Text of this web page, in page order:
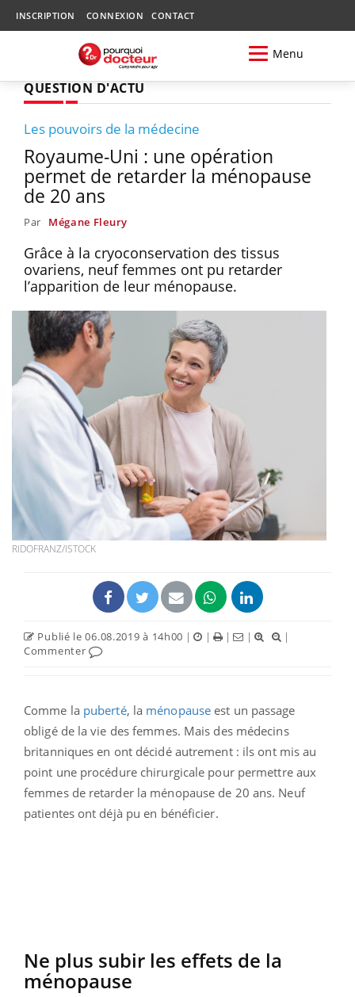
INSCRIPTION CONNEXION CONTACT
Menu
QUESTION D'ACTU
Les pouvoirs de la médecine
Royaume-Uni : une opération
permet de retarder la ménopause
de 20 ans
Par Mégane Fleury
Grâce à la cryoconservation des tissus
ovariens, neuf femmes ont pu retarder
l’apparition de leur ménopause.
RIDOFRANZ/ISTOCK
Publié le 06.08.2019 à 14h00 | | | |
|
Commenter
Comme la puberté, la ménopause est un passage
obligé de la vie des femmes. Mais des médecins
britanniques en ont décidé autrement : ils ont mis au
point une procédure chirurgicale pour permettre aux
femmes de retarder la ménopause de 20 ans. Neuf
patientes ont déjà pu en bénéficier.
Ne plus subir les effets de la
ménopause